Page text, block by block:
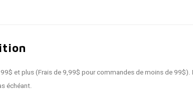
et plus (Frais de 9,99$ pour commandes de moins de
échéant.